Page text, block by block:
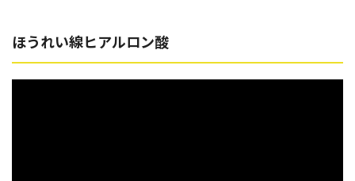
ほうれい線ヒアルロン酸